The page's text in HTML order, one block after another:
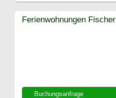
Buchungsanfrage
Ferienwohnungen Fischer